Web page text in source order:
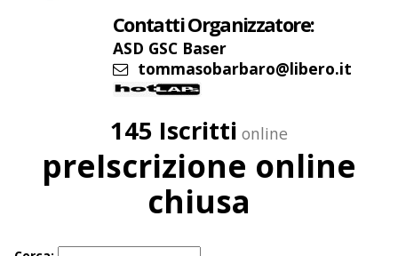
Contatti Organizzatore:
ASD GSC Baser
tommasobarbaro@libero.it
145 Iscritti online
preIscrizione online
chiusa